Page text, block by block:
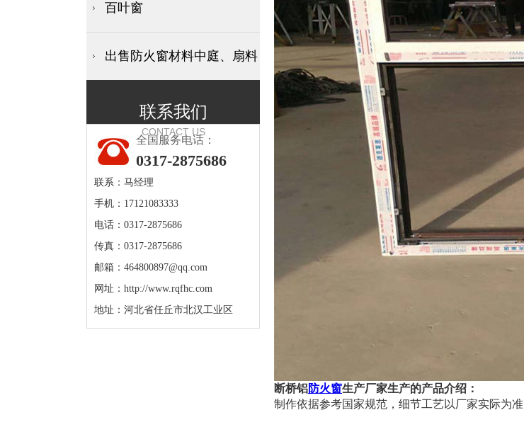
百叶窗
出售防火窗材料中庭、扇料
联系我们
CONTACT US
全国服务电话：
0317-2875686
联系：马经理
手机：17121083333
电话：0317-2875686
传真：0317-2875686
邮箱： 464800897@qq.com
网址： http://www.rqfhc.com
地址：河北省任丘市北汉工业区
断桥铝防火窗生产厂家生产的产品介绍：
制作依据参考国家规范，细节工艺以厂家实际为